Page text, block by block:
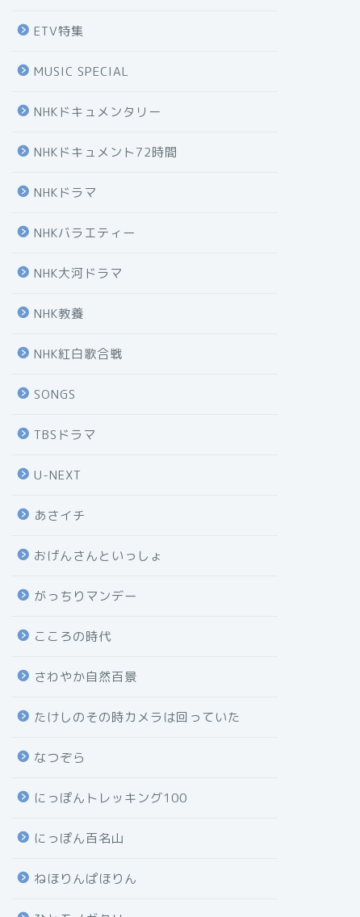
ETV特集
MUSIC SPECIAL
NHKドキュメンタリー
NHKドキュメント72時間
NHKドラマ
NHKバラエティー
NHK大河ドラマ
NHK教養
NHK紅白歌合戦
SONGS
TBSドラマ
U-NEXT
あさイチ
おげんさんといっしょ
がっちりマンデー
こころの時代
さわやか自然百景
たけしのその時カメラは回っていた
なつぞら
にっぽんトレッキング100
にっぽん百名山
ねほりんぱほりん